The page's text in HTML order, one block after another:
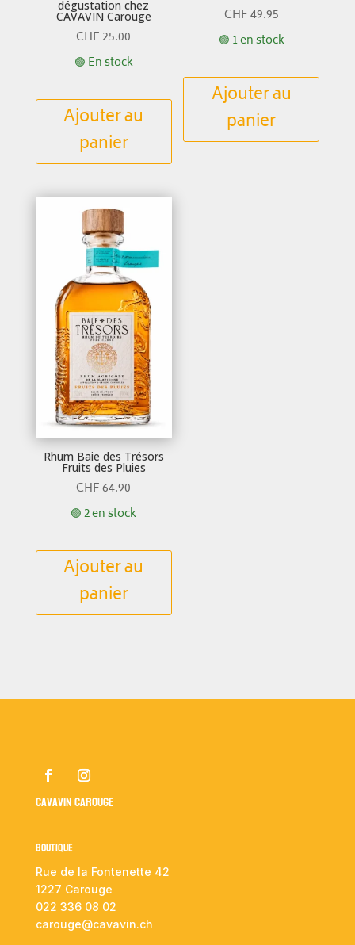
dégustation chez
CAVAVIN Carouge
CHF25.00
🟢 En stock
Ajouter au
panier
CHF49.95
🟢 1 en stock
Ajouter au
panier
Rhum Baie des Trésors
Fruits des Pluies
CHF64.90
🟢 2 en stock
Ajouter au
panier
Cavavin Carouge
Boutique
Rue de la Fontenette 42
1227 Carouge
022 336 08 02
carouge@cavavin.ch